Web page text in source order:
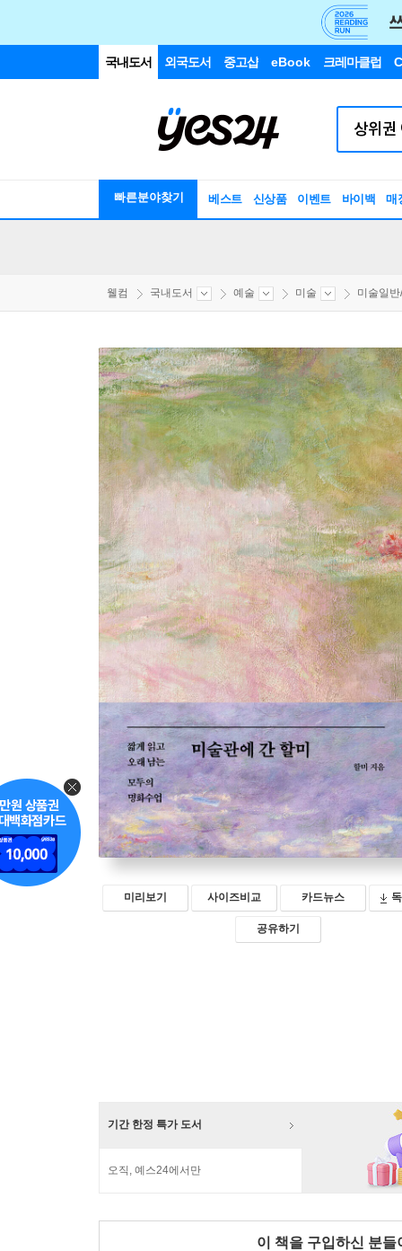
국내도서 외국도서 중고샵 eBook 크레마클럽
빠른분야찾기 베스트 신상품 이벤트 바이백 매
웰컴 국내도서 예술 미술 미술일
미리보기 사이즈비교 카드뉴스
공유하기
기간 한정 특가 도서
오직, 예스24에서만
이 책을 구입하신 분